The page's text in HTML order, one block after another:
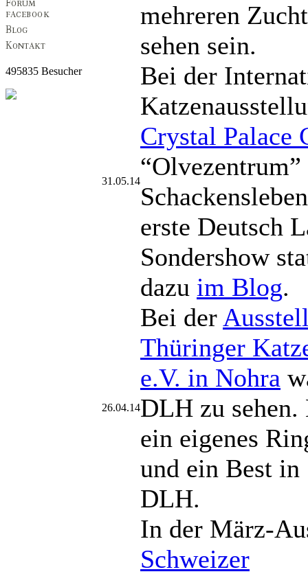
495835 Besucher
mehreren
sehen sein.
31.05.14
Bei der
Crystal Palace
erste Deutsch
Sondershow
dazu im Blog.
26.04.14
Bei der
Thüringer
e.V. in Nohra
DLH zu sehen.
ein eigenes
und ein Best in
DLH.
In der März-
Schweizer